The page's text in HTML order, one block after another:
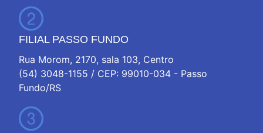
FILIAL PASSO FUNDO
Rua Morom, 2170, sala 103, Centro
(54) 3048-1155 / CEP: 99010-034 - Passo
Fundo/RS